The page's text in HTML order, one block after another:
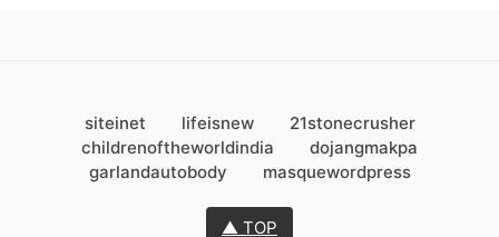
siteinet lifeisnew
21stonecrusher
childrenoftheworldindia
dojangmakpa
garlandautobody
masquewordpress
▲ TOP